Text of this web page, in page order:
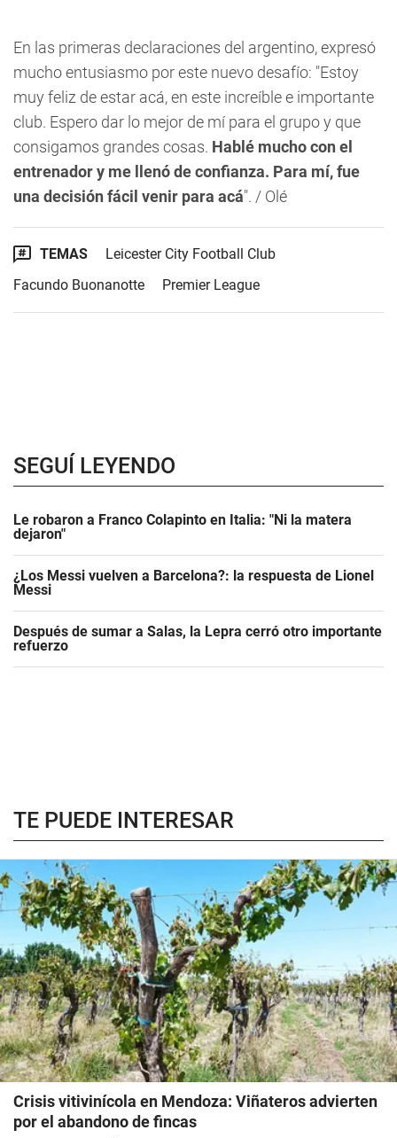
En las primeras declaraciones del argentino, expresó
mucho entusiasmo por este nuevo desafío: "Estoy
muy feliz de estar acá, en este increíble e importante
club. Espero dar lo mejor de mí para el grupo y que
consigamos grandes cosas. Hablé mucho con el
entrenador y me llenó de confianza. Para mí, fue
una decisión fácil venir para acá". / Olé
TEMAS
Leicester City Football Club
Facundo Buonanotte
Premier League
SEGUÍ LEYENDO
Le robaron a Franco Colapinto en Italia: "Ni la matera
dejaron"
¿Los Messi vuelven a Barcelona?: la respuesta de Lionel
Messi
Después de sumar a Salas, la Lepra cerró otro importante
refuerzo
TE PUEDE INTERESAR
Crisis vitivinícola en Mendoza: Viñateros advierten
por el abandono de fincas